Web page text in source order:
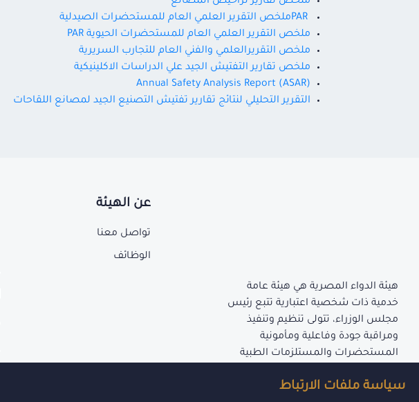
سياسة ملفات الارتباط
ملخص التقرير العلمي العام للمستحضرات الحيوية PAR
ملخص التقريرالعلمي والفني العام للتجارب السريرية
ملخص تقارير التفتيش الجيد علي الدراسات الاكلينيكية
Annual Safety Analysis Report (ASAR)
التقرير التحليلي لنتائج تقارير تفتيش التصنيع الجيد لمصانع اللقاحات
هيئة الدواء المصرية هي هيئة عامة
خدمية ذات شخصية اعتبارية تتبع رئيس
مجلس الوزراء، تتولى تنظيم وتنفيذ
ومراقبة جودة وفاعلية ومأمونية
المستحضرات والمستلزمات الطبية
الهيئة.
عن الهيئة
تواصل معنا
الوظائف